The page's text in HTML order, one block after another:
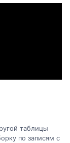
таблицы
по записям с